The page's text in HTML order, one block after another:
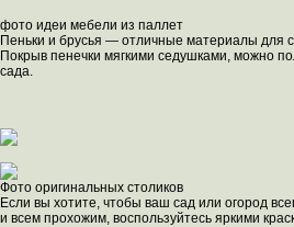
фото идеи мебели из паллет
Пеньки и брусья — отличные материалы для
Покрыв пенечки мягкими седушками, можно
сада.
Фото оригинальных столиков
Если вы хотите, чтобы ваш сад или огород
и всем прохожим, воспользуйтесь яркими